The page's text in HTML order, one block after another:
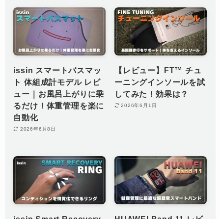
issin スマートバスマッ
ト 体組成計モデル レビ
ュー｜お風呂上がりに乗
るだけ！体重管理を楽に
自動化
2026年6月8日
【レビュー】FT™︎ チュ
ーニングインソールを試
してみた！効果は？
2026年6月1日